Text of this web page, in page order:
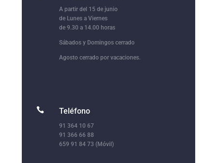
A partir del 15 de junio
de Lunes a Viernes
de 9.30 a 14.00 horas
Sábados y Domingos cerrado
Agosto cerrado por vacaciones.
 Teléfono
91 364 10 67
91 366 66 88
659 91 84 73 (Móvil)